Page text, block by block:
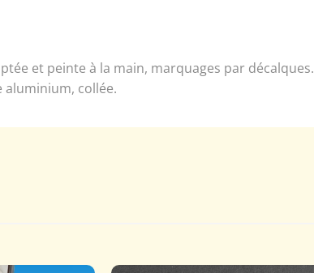
et peinte à la main, marquages par décalques.
aluminium, collée.